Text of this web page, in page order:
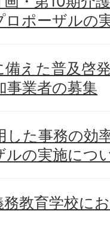
ロポーザルの
えた普及啓
事業者の募集
した事務の効
ルの実施につ
教育学校に